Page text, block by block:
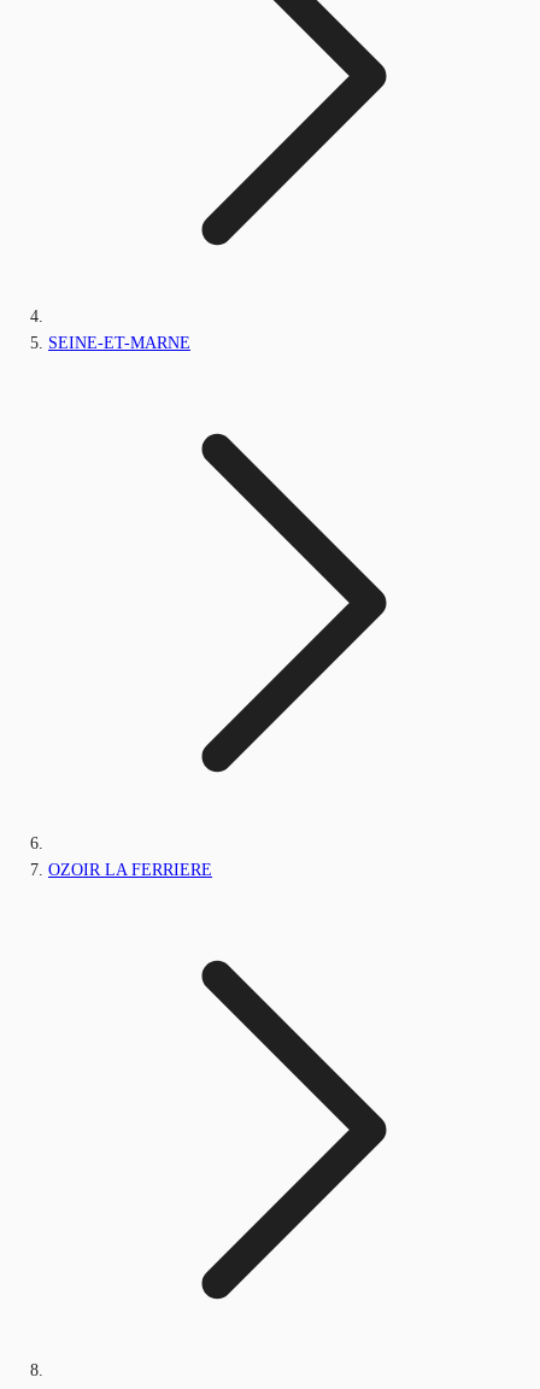
SEINE-ET-MARNE
OZOIR LA FERRIERE